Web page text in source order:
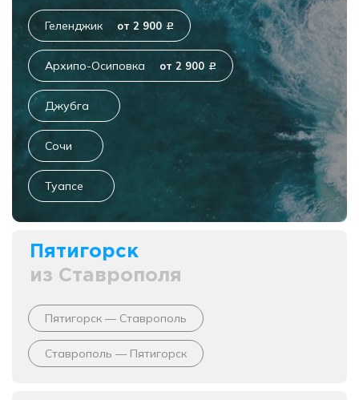
Геленджик от 2 900 c
Архипо-Осиповка от 2 900 c
Джубга
Сочи
Туапсе
Пятигорск
из Ставрополя
Пятигорск — Ставрополь
Ставрополь — Пятигорск